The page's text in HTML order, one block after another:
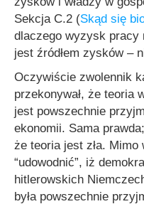
Sekcja C.2 (Skąd się
dlaczego wyzysk pracy
jest źródłem zysków –
Oczywiście zwolennik
przekonywał, że teoria
jest powszechnie
ekonomii. Sama
że teoria jest zła. Mimo
“udowodnić”, iż
hitlerowskich
była powszechnie